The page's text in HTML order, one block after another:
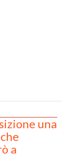
una
a